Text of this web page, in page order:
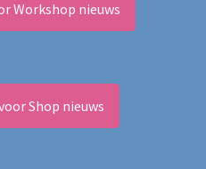
Workshop nieuws
Shop nieuws